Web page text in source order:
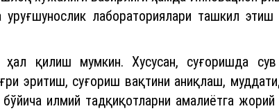
қилиш мумкин. Хусусан, суғоришда сув
эритиш, суғориш вақтини аниқлаш,
илмий тадқиқотларни амалиётга